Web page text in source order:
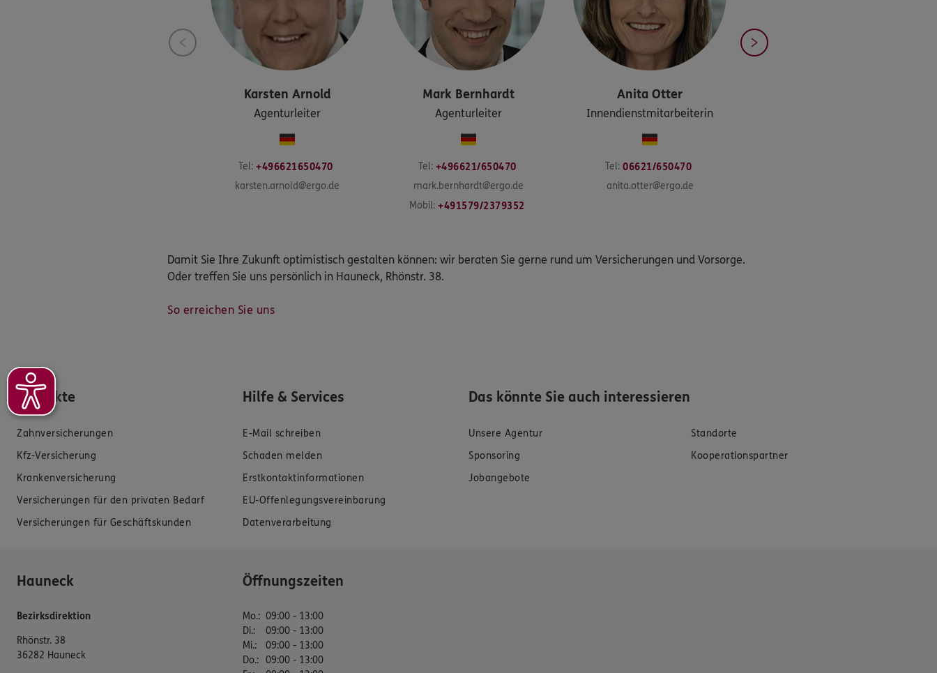
Karsten Arnold
Agenturleiter
Tel: +496621650470
karsten.arnold@ergo.de
Mark Bernhardt
Agenturleiter
Tel: +496621/650470
mark.bernhardt@ergo.de
Mobil: +491579/2379352
Anita Otter
Innendienstmitarbeiterin
Tel: 06621/650470
anita.otter@ergo.de
Damit Sie Ihre Zukunft optimistisch gestalten können: wir beraten Sie gerne rund um Versicherungen und Vorsorge.
Oder treffen Sie uns persönlich in Hauneck, Rhönstr. 38.
So erreichen Sie uns
Produkte
Zahnversicherungen
Kfz-Versicherung
Krankenversicherung
Versicherungen für den privaten Bedarf
Versicherungen für Geschäftskunden
Hilfe & Services
E-Mail schreiben
Schaden melden
Erstkontaktinformationen
EU-Offenlegungsvereinbarung
Datenverarbeitung
Das könnte Sie auch interessieren
Unsere Agentur
Standorte
Sponsoring
Kooperationspartner
Jobangebote
Hauneck
Bezirksdirektion
Rhönstr. 38
36282 Hauneck
Öffnungszeiten
Mo.: 09:00 - 13:00
Di.:
09:00 - 13:00
Mi.:
09:00 - 13:00
Do.: 09:00 - 13:00